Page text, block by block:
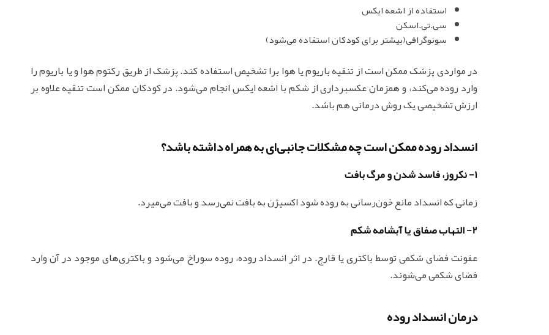
استفاده از اشعه ایکس
سی.تی.اسکن
سونوگرافی(بیشتر برای کودکان استفاده می‌شود)
در مواردی پزشک ممکن است از تنقیه باریوم یا هوا برا تشخیص استفاده کند. پزشک از طریق رکتوم هوا و یا باریوم را
وارد روده می‌کند، و همزمان عکسبرداری از شکم با اشعه ایکس انجام می‌شود. در کودکان ممکن است تنقیه علاوه بر
ارزش تشخیصی یک روش درمانی هم باشد.
انسداد روده ممکن است چه مشکلات جانبی‌ای به همراه داشته باشد؟
1- نکروز، فاسد شدن و مرگ بافت
زمانی که انسداد مانع خون‌رسانی به روده شود اکسیژن به بافت نمی‌رسد و بافت می‌میرد.
2- التهاب صفاق یا آبشامه شکم
عفونت فضای شکمی توسط باکتری یا قارچ. در اثر انسداد روده، روده سوراخ می‌شود و باکتری‌های موجود در آن وارد
فضای شکمی می‌شوند.
درمان انسداد روده